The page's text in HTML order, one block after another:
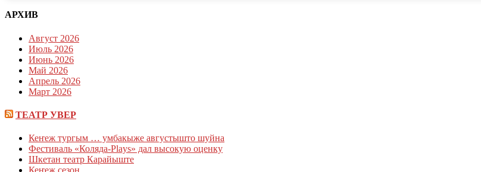
АРХИВ
Август 2026
Июль 2026
Июнь 2026
Май 2026
Апрель 2026
Март 2026
ТЕАТР УВЕР
Кеҥеж тургым … умбакыже августышто шуйна
Фестиваль «Коляда-Plays» дал высокую оценку
Шкетан театр Карайыште
Кеҥеж сезон